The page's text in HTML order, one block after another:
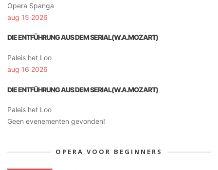
Opera Spanga
aug 15 2026
DIE ENTFÜHRUNG AUS DEM SERIAL(W.A.MOZART)
Paleis het Loo
aug 16 2026
DIE ENTFÜHRUNG AUS DEM SERIAL(W.A.MOZART)
Paleis het Loo
Geen evenementen gevonden!
OPERA VOOR BEGINNERS